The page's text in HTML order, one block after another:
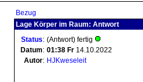
Bezug
Lage Körper im Raum: Antwort
Status: (Antwort) fertig
Datum: 01:38 Fr 14.10.2022
Autor: HJKweseleit